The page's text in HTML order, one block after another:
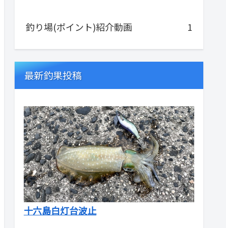
釣り場(ポイント)紹介動画 1
最新釣果投稿
十六島白灯台波止